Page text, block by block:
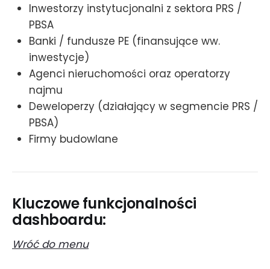
Inwestorzy instytucjonalni z sektora PRS /
PBSA
Banki / fundusze PE (finansujące ww.
inwestycje)
Agenci nieruchomości oraz operatorzy
najmu
Deweloperzy (działający w segmencie PRS /
PBSA)
Firmy budowlane
Kluczowe funkcjonalności
dashboardu:
Wróć do menu